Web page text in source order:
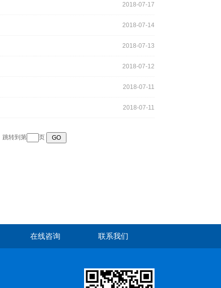
2018-07-17
2018-07-14
2018-07-13
2018-07-12
2018-07-11
2018-07-11
跳转到第 页
在线咨询 联系我们